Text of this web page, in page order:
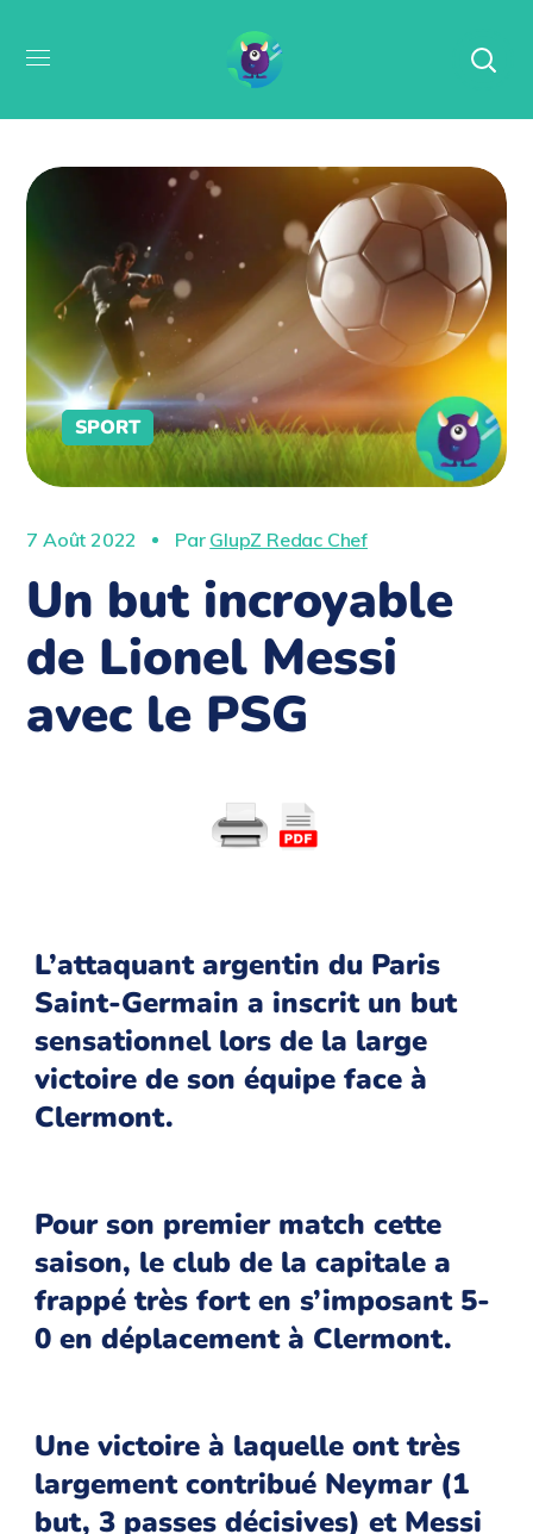
SPORT
7 Août 2022 Par GlupZ Redac Chef
Un but incroyable
de Lionel Messi
avec le PSG
L’attaquant argentin du Paris
Saint-Germain a inscrit un but
sensationnel lors de la large
victoire de son équipe face à
Clermont.
Pour son premier match cette
saison, le club de la capitale a
frappé très fort en s’imposant 5-
0 en déplacement à Clermont.
Une victoire à laquelle ont très
largement contribué Neymar (1
but, 3 passes décisives) et Messi